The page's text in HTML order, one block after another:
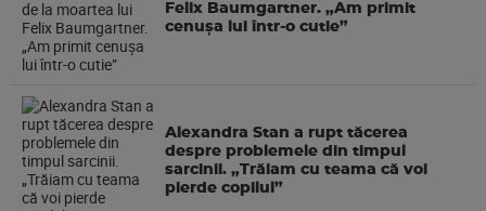
Felix Baumgartner. „Am primit
cenușa lui într-o cutie”
Alexandra Stan a rupt tăcerea
despre problemele din timpul
sarcinii. „Trăiam cu teama că voi
pierde copilul”